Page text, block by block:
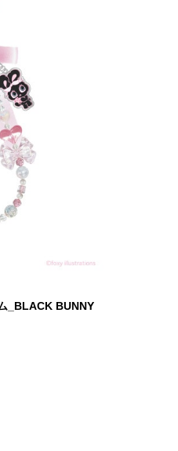
_BLACK BUNNY